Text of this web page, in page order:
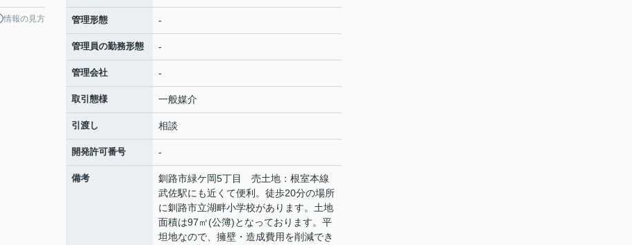
情報の見方 管理形態 -
管理員の勤務形態 -
管理会社 -
取引態様 一般媒介
引渡し 相談
開発許可番号 -
備考
釧路市緑ケ岡5丁目 売土地：根室本線
武佐駅にも近くて便利。徒歩20分の場所
に釧路市立湖畔小学校があります。土地
面積は97㎡(公簿)となっております。平
坦地なので、擁壁・造成費用を削減でき